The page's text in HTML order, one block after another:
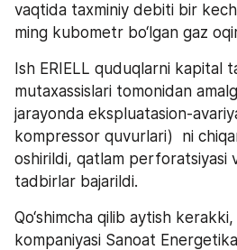
vaqtida taxminiy debiti bir
ming kubometr bo‘lgan gaz
Ish ERIELL quduqlarni kapital
mutaxassislari tomonidan
jarayonda ekspluatasion-
kompressor quvurlari)  ni
oshirildi, qatlam perforatsiyasi
tadbirlar bajarildi.
Qo‘shimcha qilib aytish
kompaniyasi Sanoat